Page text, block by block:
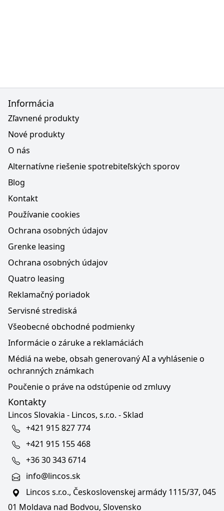
Informácia
Zľavnené produkty
Nové produkty
O nás
Alternatívne riešenie spotrebiteľských sporov
Blog
Kontakt
Používanie cookies
Ochrana osobných údajov
Grenke leasing
Ochrana osobných údajov
Quatro leasing
Reklamačný poriadok
Servisné strediská
Všeobecné obchodné podmienky
Informácie o záruke a reklamáciách
Médiá na webe, obsah generovaný AI a vyhlásenie o
ochranných známkach
Poučenie o práve na odstúpenie od zmluvy
Kontakty
Lincos Slovakia - Lincos, s.r.o. - Sklad
+421 915 827 774
+421 915 155 468
+36 30 343 6714
info@lincos.sk
Lincos s.r.o., Československej armády 1115/37, 045
01 Moldava nad Bodvou, Slovensko